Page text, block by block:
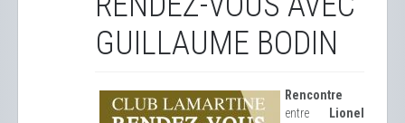
GUILLAUME BODIN
Rencontre
entre
Lionel